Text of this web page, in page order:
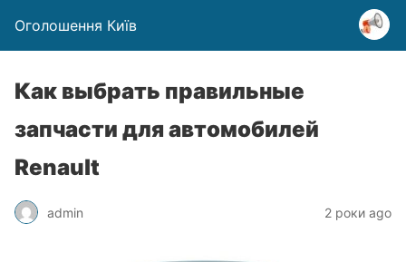
Оголошення Київ
Как выбрать правильные
запчасти для автомобилей
Renault
admin 2 роки ago